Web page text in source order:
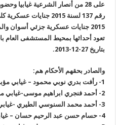
على28
رقم137
2015 جنايات عسكرية جزئي أسوان
تعود أحداثها بمحيط المستشفى
بتاريخ 27-12-2013
.
والصادر بحقهم الأحكام هم:
1- رأفت بدري نوبي محمود – غيابي
2-
أحمد فنجري ابراهيم موسى-غيابي
3-
أحمد محمد السنوسي الطيري -
4-
حسام حسن عبد الرحيم حسان –